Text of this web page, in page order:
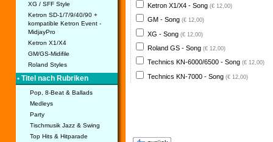
XG / SFF Style
Ketron SD-1/7/9/40/90 +
kompatible Ketron Event -
MidjayPro
Ketron X1/X4
GM/GS-Midifile
Roland Styles
• Titel nach Rubriken
Pop, 8-Beat & Ballads
Medleys
Party
Tischmusik Jazz & Swing
Top Hits & Hitparade
Ketron X1/X4 - Song (€ 12,00)
GM - Song (€ 12,00)
XG - Song (€ 12,00)
Roland GS - Song (€ 12,00)
Technics KN-6000/6500 - Song (€ 12,00)
Technics KN-7000 - Song (€ 12,00)